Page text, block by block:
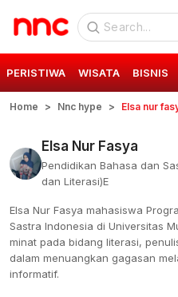
PERISTIWA WISATA BISNIS
Home Nnc hype Elsa nur
Elsa Nur Fasya
Pendidikan Bahasa dan
dan Literasi)E
Elsa Nur Fasya mahasiswa
Sastra Indonesia di Universitas
minat pada bidang literasi,
dalam menuangkan gagasan
informatif.